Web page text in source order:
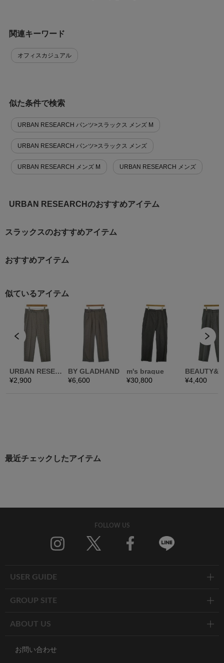
関連キーワード
オフィスカジュアル
似た条件で検索
URBAN RESEARCH パンツ>スラックス メンズ M
URBAN RESEARCH パンツ>スラックス メンズ
URBAN RESEARCH メンズ M URBAN RESEARCH メンズ
URBAN RESEARCHのおすすめアイテム
スラックスのおすすめアイテム
おすすめアイテム
最近チェックしたアイテム
FOLLOW US
USER GUIDE
GROUP SITE
ABOUT US
お問い合わせ